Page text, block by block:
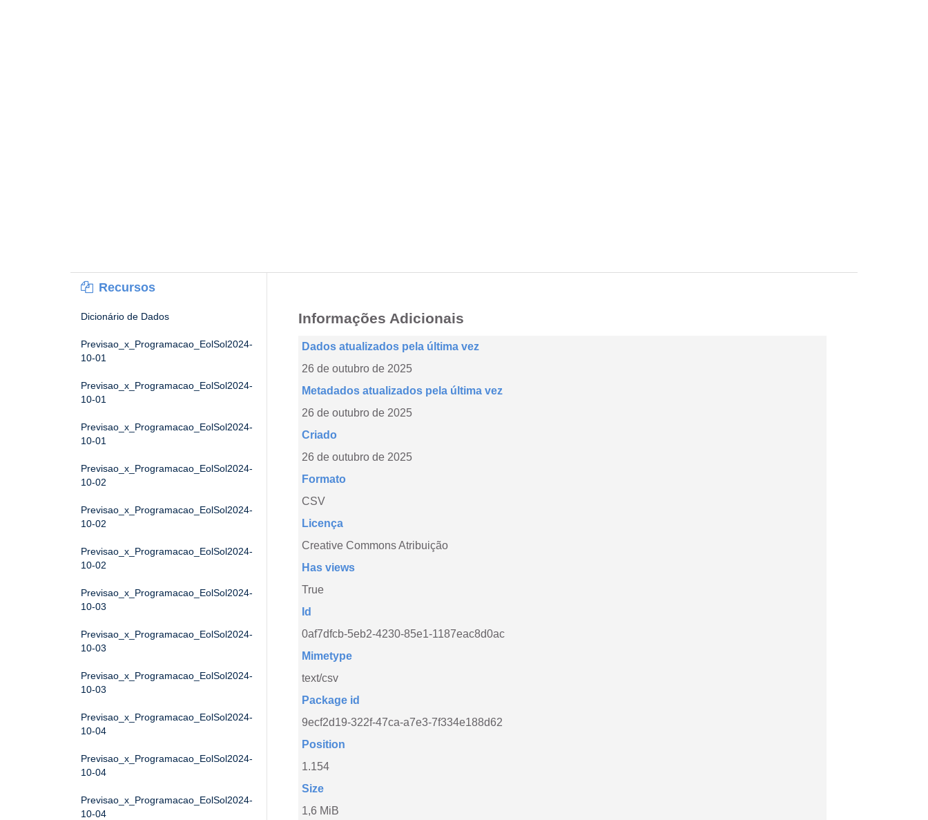
Recursos
Dicionário de Dados
Previsao_x_Programacao_EolSol2024-
10-01
Previsao_x_Programacao_EolSol2024-
10-01
Previsao_x_Programacao_EolSol2024-
10-01
Previsao_x_Programacao_EolSol2024-
10-02
Previsao_x_Programacao_EolSol2024-
10-02
Previsao_x_Programacao_EolSol2024-
10-02
Previsao_x_Programacao_EolSol2024-
10-03
Previsao_x_Programacao_EolSol2024-
10-03
Previsao_x_Programacao_EolSol2024-
10-03
Previsao_x_Programacao_EolSol2024-
10-04
Previsao_x_Programacao_EolSol2024-
10-04
Previsao_x_Programacao_EolSol2024-
10-04
Informações Adicionais
Dados atualizados pela última vez
26 de outubro de 2025
Metadados atualizados pela última vez
26 de outubro de 2025
Criado
26 de outubro de 2025
Formato
CSV
Licença
Creative Commons Atribuição
Has views
True
Id
0af7dfcb-5eb2-4230-85e1-1187eac8d0ac
Mimetype
text/csv
Package id
9ecf2d19-322f-47ca-a7e3-7f334e188d62
Position
1.154
Size
1,6 MiB